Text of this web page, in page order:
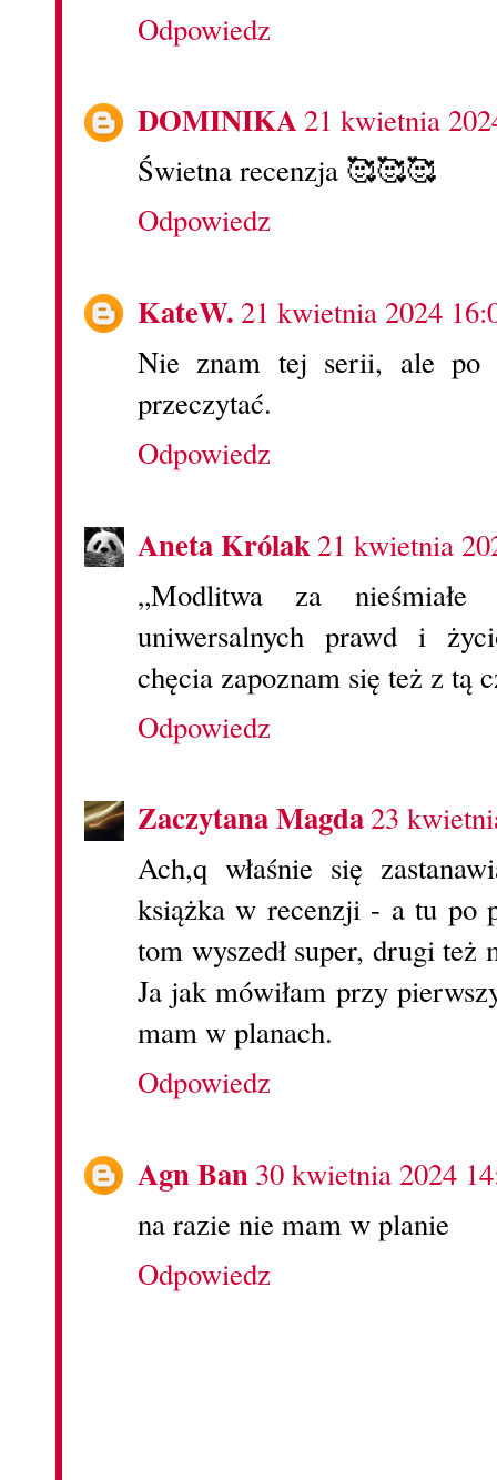
Odpowiedz
DOMINIKA21 kwietnia
Świetna recenzja 🥰🥰🥰
Odpowiedz
KateW. 21 kwietnia 2024
Nie znam tej serii, ale po
przeczytać.
Odpowiedz
Aneta Królak21 kwietnia
„Modlitwa za
uniwersalnych prawd i
chęcia zapoznam się też z tą
Odpowiedz
Zaczytana Magda23
Ach,q właśnie się
książka w recenzji - a tu po
tom wyszedł super, drugi
Ja jak mówiłam przy
mam w planach.
Odpowiedz
Agn Ban30 kwietnia 2024
na razie nie mam w planie
Odpowiedz